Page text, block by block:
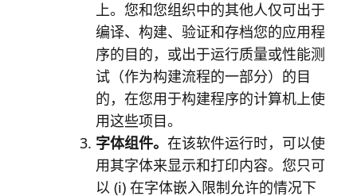
上。您和您组织中的其他人仅可出于
编译、构建、验证和存档您的应用程
序的目的，或出于运行质量或性能测
试（作为构建流程的一部分）的目
的，在您用于构建程序的计算机上使
用这些项目。
字体组件。 在该软件运行时，可以使
用其字体来显示和打印内容。您只可
以 (i) 在字体嵌入限制允许的情况下